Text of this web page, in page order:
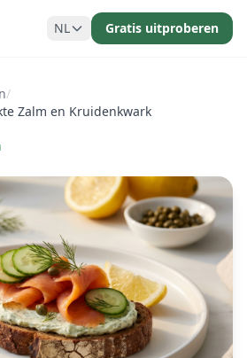
NL Gratis uitproberen
/
Zalm en Kruidenkwark